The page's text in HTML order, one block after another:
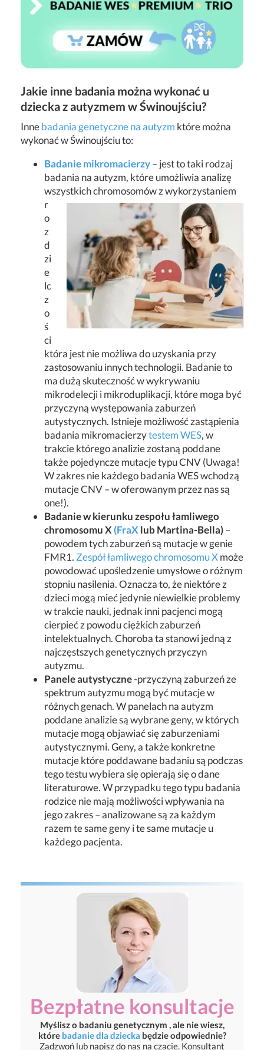
Jakie inne badania można wykonać u
dziecka z autyzmem w Świnoujściu?
Innebadania genetyczne na autyzm które można
wykonać w Świnoujściu to:
Badanie mikromacierzy– jest to taki rodzaj
badania na autyzm, które umożliwia analizę
wszystkich chromosomów z wykorzystaniem
r
o
z
d
zi
e
lc
z
o
ś
ci
która jest nie możliwa do uzyskania przy
zastosowaniu innych technologii. Badanie to
ma dużą skuteczność w wykrywaniu
mikrodelecji i mikroduplikacji, które moga być
przyczyną występowania zaburzeń
autystycznych. Istnieje możliwość zastąpienia
badania mikromacierzytestem WES, w
trakcie którego analizie zostaną poddane
także pojedyncze mutacje typu CNV (Uwaga!
W zakres nie każdego badania WES wchodzą
mutacje CNV – w oferowanym przez nas są
one!).
Badanie w kierunku zespołu łamliwego
chromosomu X(FraXlub Martina-Bella)–
powodem tych zaburzeń są mutacje w genie
FMR1.Zespół łamliwego chromosomu Xmoże
powodować upośledzenie umysłowe o różnym
stopniu nasilenia. Oznacza to, że niektóre z
dzieci mogą mieć jedynie niewielkie problemy
w trakcie nauki, jednak inni pacjenci mogą
cierpieć z powodu ciężkich zaburzeń
intelektualnych. Choroba ta stanowi jedną z
najczęstszych genetycznych przyczyn
autyzmu.
Panele autystyczne-przyczyną zaburzeń ze
spektrum autyzmu mogą być mutacje w
różnych genach. W panelach na autyzm
poddane analizie są wybrane geny, w których
mutacje mogą objawiać się zaburzeniami
autystycznymi. Geny, a także konkretne
mutacje które poddawane badaniu są podczas
tego testu wybiera się opierają się o dane
literaturowe. W przypadku tego typu badania
rodzice nie mają możliwości wpływania na
jego zakres – analizowane są za każdym
razem te same geny i te same mutacje u
każdego pacjenta.
Bezpłatne konsultacje
Myślisz o badaniu genetycznym , ale nie wiesz,
które badanie dla dziecka będzie odpowiednie?
Zadzwoń lub napisz do nas na czacie. Konsultant